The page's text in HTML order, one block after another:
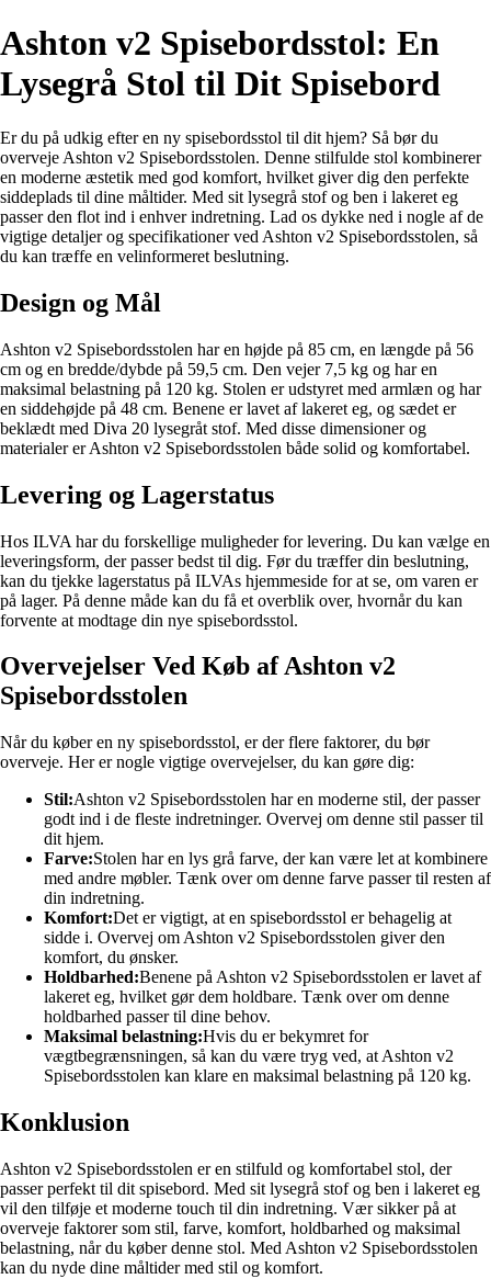
Ashton v2 Spisebordsstol: En
Lysegrå Stol til Dit Spisebord
Er du på udkig efter en ny spisebordsstol til dit hjem? Så bør du
overveje Ashton v2 Spisebordsstolen. Denne stilfulde stol kombinerer
en moderne æstetik med god komfort, hvilket giver dig den perfekte
siddeplads til dine måltider. Med sit lysegrå stof og ben i lakeret eg
passer den flot ind i enhver indretning. Lad os dykke ned i nogle af de
vigtige detaljer og specifikationer ved Ashton v2 Spisebordsstolen, så
du kan træffe en velinformeret beslutning.
Design og Mål
Ashton v2 Spisebordsstolen har en højde på 85 cm, en længde på 56
cm og en bredde/dybde på 59,5 cm. Den vejer 7,5 kg og har en
maksimal belastning på 120 kg. Stolen er udstyret med armlæn og har
en siddehøjde på 48 cm. Benene er lavet af lakeret eg, og sædet er
beklædt med Diva 20 lysegråt stof. Med disse dimensioner og
materialer er Ashton v2 Spisebordsstolen både solid og komfortabel.
Levering og Lagerstatus
Hos ILVA har du forskellige muligheder for levering. Du kan vælge en
leveringsform, der passer bedst til dig. Før du træffer din beslutning,
kan du tjekke lagerstatus på ILVAs hjemmeside for at se, om varen er
på lager. På denne måde kan du få et overblik over, hvornår du kan
forvente at modtage din nye spisebordsstol.
Overvejelser Ved Køb af Ashton v2
Spisebordsstolen
Når du køber en ny spisebordsstol, er der flere faktorer, du bør
overveje. Her er nogle vigtige overvejelser, du kan gøre dig:
Stil:Ashton v2 Spisebordsstolen har en moderne stil, der passer
godt ind i de fleste indretninger. Overvej om denne stil passer til
dit hjem.
Farve:Stolen har en lys grå farve, der kan være let at kombinere
med andre møbler. Tænk over om denne farve passer til resten af
din indretning.
Komfort:Det er vigtigt, at en spisebordsstol er behagelig at
sidde i. Overvej om Ashton v2 Spisebordsstolen giver den
komfort, du ønsker.
Holdbarhed:Benene på Ashton v2 Spisebordsstolen er lavet af
lakeret eg, hvilket gør dem holdbare. Tænk over om denne
holdbarhed passer til dine behov.
Maksimal belastning:Hvis du er bekymret for
vægtbegrænsningen, så kan du være tryg ved, at Ashton v2
Spisebordsstolen kan klare en maksimal belastning på 120 kg.
Konklusion
Ashton v2 Spisebordsstolen er en stilfuld og komfortabel stol, der
passer perfekt til dit spisebord. Med sit lysegrå stof og ben i lakeret eg
vil den tilføje et moderne touch til din indretning. Vær sikker på at
overveje faktorer som stil, farve, komfort, holdbarhed og maksimal
belastning, når du køber denne stol. Med Ashton v2 Spisebordsstolen
kan du nyde dine måltider med stil og komfort.